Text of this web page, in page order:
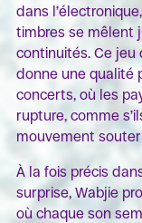
dans
timbres se mêlent
continuités. Ce
donne une qualité
concerts, où les
rupture, comme
mouvement
À la fois précis
surprise, Wabjie
où chaque son